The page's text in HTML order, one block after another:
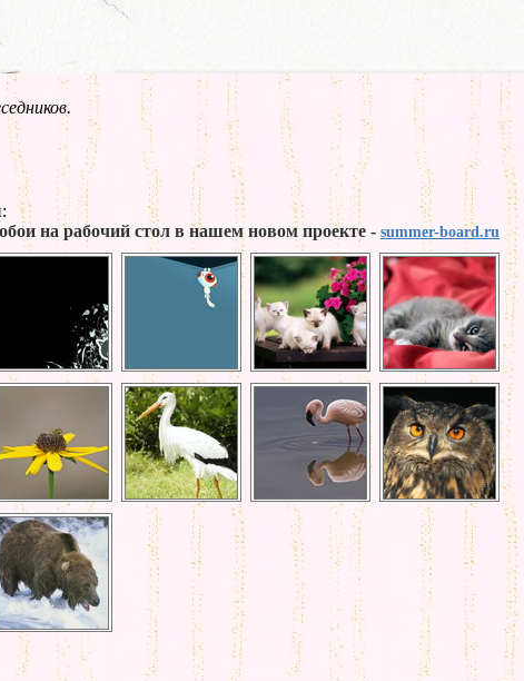
на рабочий стол в нашем новом проекте - summer-board.ru